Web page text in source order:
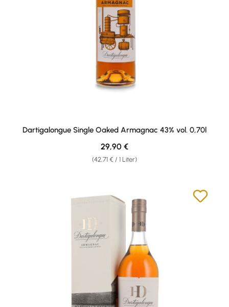
Dartigalongue Single Oaked Armagnac 43% vol. 0,70l
(42,71 € / 1 Liter)
Regulärer Preis:
29,90 €